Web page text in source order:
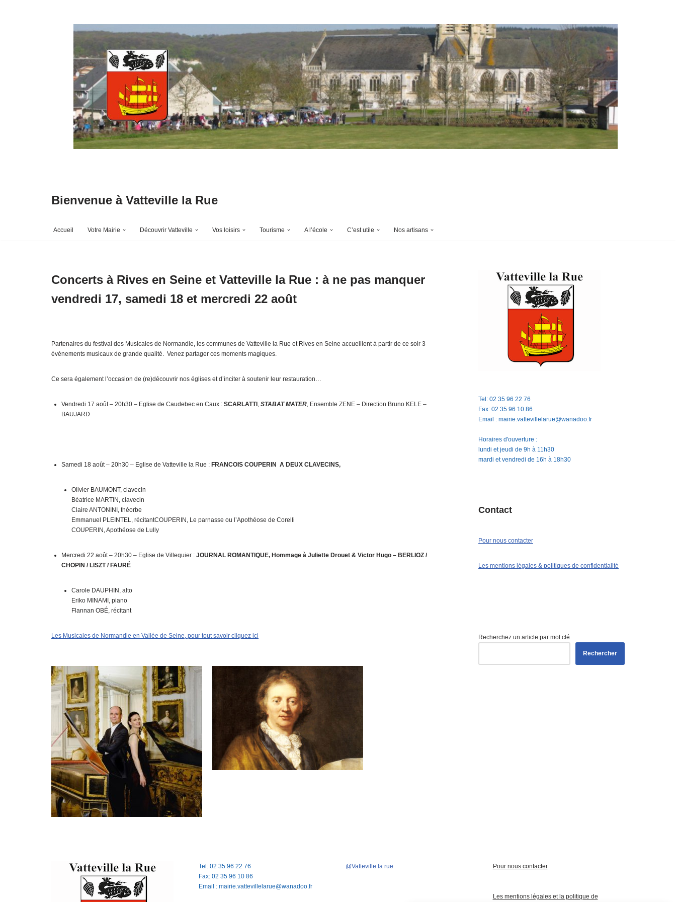
Bienvenue à Vatteville la Rue
Accueil Votre Mairie Découvrir Vatteville Vos loisirs Tourisme A l’école C’est utile Nos artisans
Concerts à Rives en Seine et Vatteville la Rue : à ne pas manquer
vendredi 17, samedi 18 et mercredi 22 août
Partenaires du festival des Musicales de Normandie, les communes de Vatteville la Rue et Rives en Seine accueillent à partir de ce soir 3
évènements musicaux de grande qualité. Venez partager ces moments magiques.
Ce sera également l’occasion de (re)découvrir nos églises et d’inciter à soutenir leur restauration…
Vendredi 17 août – 20h30 – Eglise de Caudebec en Caux : SCARLATTI , STABAT MATER, Ensemble ZENE – Direction Bruno KELE –
BAUJARD
Samedi 18 août – 20h30 – Eglise de Vatteville la Rue : FRANCOIS COUPERIN A DEUX CLAVECINS,
Olivier BAUMONT, clavecin
Béatrice MARTIN, clavecin
Claire ANTONINI, théorbe
Emmanuel PLEINTEL, récitantCOUPERIN, Le parnasse ou l’Apothéose de Corelli
COUPERIN, Apothéose de Lully
Mercredi 22 août – 20h30 – Eglise de Villequier : JOURNAL ROMANTIQUE, Hommage à Juliette Drouet & Victor Hugo – BERLIOZ /
CHOPIN / LISZT / FAURÉ
Carole DAUPHIN, alto
Eriko MINAMI, piano
Flannan OBÉ, récitant
Les Musicales de Normandie en Vallée de Seine, pour tout savoir cliquez ici
Tel: 02 35 96 22 76
Fax: 02 35 96 10 86
Email : mairie.vattevillelarue@wanadoo.fr
Horaires d'ouverture :
lundi et jeudi de 9h à 11h30
mardi et vendredi de 16h à 18h30
Contact
Pour nous contacter
Les mentions légales & politiques de confidentialité
Recherchez un article par mot clé
Rechercher
Tel: 02 35 96 22 76
Fax: 02 35 96 10 86
Email : mairie.vattevillelarue@wanadoo.fr
@Vatteville la rue Pour nous contacter
Les mentions légales et la politique de